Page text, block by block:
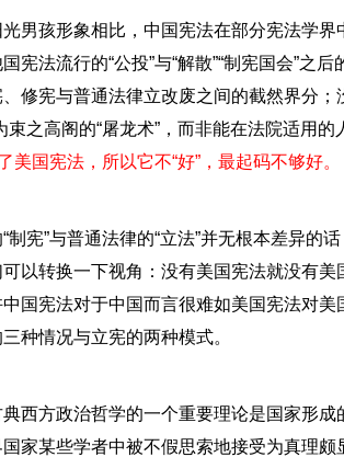
男孩形象相比，中国宪法在部分宪法学
宪法流行的“公投”与“解散”“制宪国会”之
修宪与普通法律立改废之间的截然界分
束之高阁的“屠龙术”，而非能在法院适用的
美国宪法，所以它不“好”，最起码不够好。
制宪”与普通法律的“立法”并无根本差异的
以转换一下视角：没有美国宪法就没有
国宪法对于中国而言很难如美国宪法对
种情况与立宪的两种模式。
典西方政治哲学的一个重要理论是国家形
家某些学者中被不假思索地接受为真理